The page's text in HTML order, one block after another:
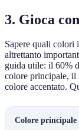
3. Gioca
Sapere quali colori
altrettanto
guida utile: il 60%
colore principale, il
colore accentato.
Colore principale